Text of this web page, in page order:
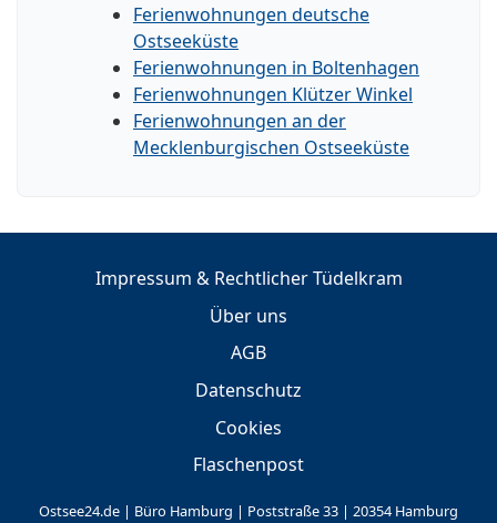
Ferienwohnungen deutsche
Ostseeküste
Ferienwohnungen in Boltenhagen
Ferienwohnungen Klützer Winkel
Ferienwohnungen an der
Mecklenburgischen Ostseeküste
Impressum & Rechtlicher Tüdelkram
Über uns
AGB
Datenschutz
Cookies
Flaschenpost
Ostsee24.de | Büro Hamburg | Poststraße 33 | 20354 Hamburg